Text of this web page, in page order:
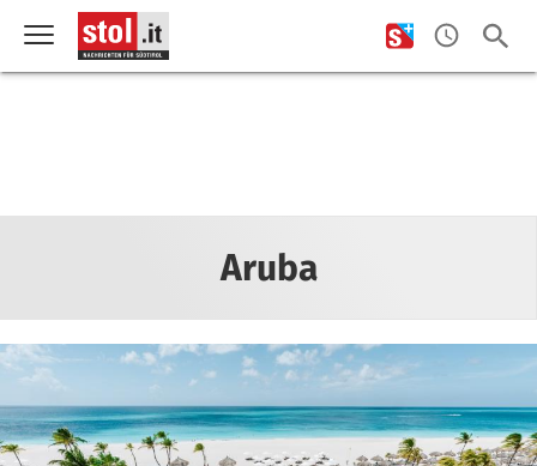
Aruba